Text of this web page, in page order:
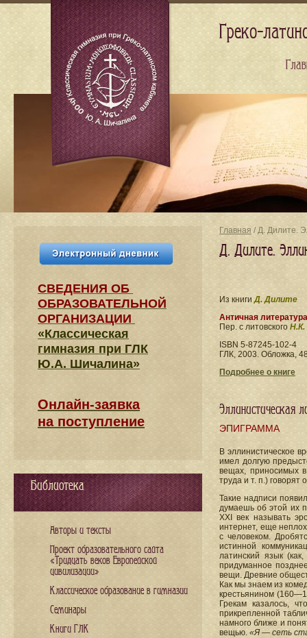
Главная / Д. Дилите.
Д. Дилите.
Из книгиД. Дилите
Античная литература
Пер. с литовского Н.К.
ISBN 5-87245-102-4
ГЛК, 2003. Обложка,
Подробнее о книге
Эллинистическая
ЭПИГРАММА
В эллинистическое
имел долгую
вещах, приносимых
труда и т. п.) говорят
Такие надписи
думаешь об этой их
XXI век называть
интернет, еще
с человеком.
истинной
латинский язык
придуманное
вещи. Древние
Как мы знаем из
крестьянином
Грекам казалось,
прикрепленной
намного ближе и
вещью. «Я — сеть
СВЕДЕНИЯ​ ОБ
ОБРАЗОВАТЕЛЬНОЙ
ОРГАНИЗАЦИИ
«Классическая
гимназия при ГЛК
Ю.А. Шичалина»
Онлайн-заявка
на поступление
Библиотека
Авторы и тексты
Проект образовательного сайта
«Тридцать веков Европейской
цивилизации»
Классическое образование в гимназии
Семинары
Книги ГЛК
Греко-